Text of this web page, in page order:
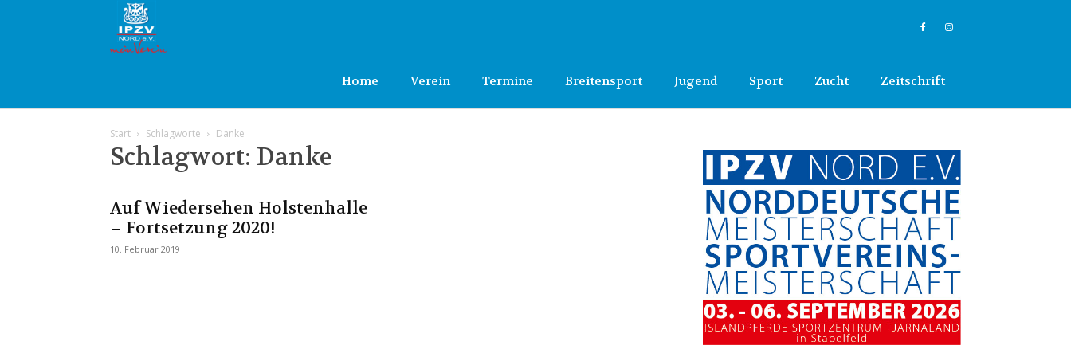
Home Verein Termine Breitensport Jugend Sport Zucht Zeitschrift
Start Schlagworte Danke
Schlagwort: Danke
Auf Wiedersehen Holstenhalle
– Fortsetzung 2020!
10. Februar 2019